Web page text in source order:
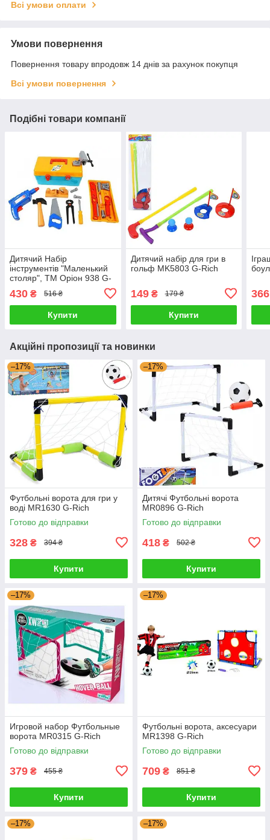
Всі умови оплати
Умови повернення
Повернення товару впродовж 14 днів за рахунок покупця
Всі умови повернення
Подібні товари компанії
Дитячий Набір
інструментів "Маленький
столяр", ТМ Оріон 938 G-
430 ₴ 516 ₴
Купити
Дитячий набір для гри в
гольф MK5803 G-Rich
149₴ 179 ₴
Купити
366
Акційні пропозиції та новинки
–17%
Футбольні ворота для гри у
воді MR1630 G-Rich
Готово до відправки
328 ₴ 394 ₴
Купити
–17%
Дитячі Футбольні ворота
MR0896 G-Rich
Готово до відправки
418 ₴ 502 ₴
Купити
–17%
Игровой набор Футбольные
ворота MR0315 G-Rich
Готово до відправки
379 ₴ 455 ₴
Купити
–17%
Футбольні ворота, аксесуари
MR1398 G-Rich
Готово до відправки
709 ₴ 851 ₴
Купити
–17% –17%